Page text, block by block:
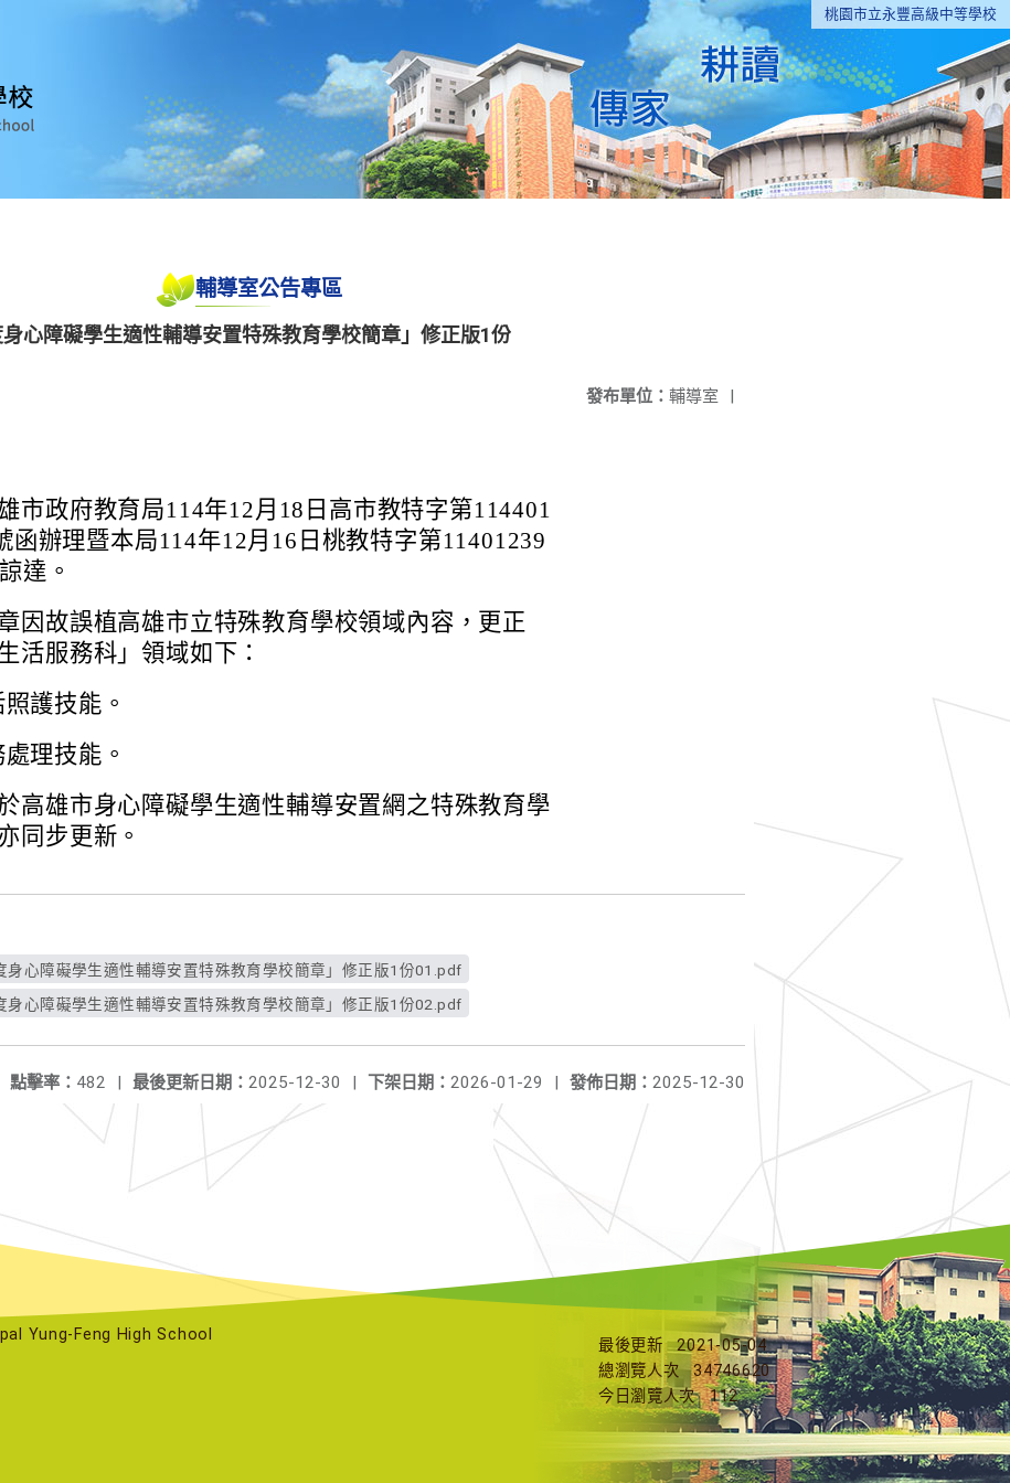
桃園市立永豐高級中等學校
輔導室公告專區
心障礙學生適性輔導安置特殊教育學校簡章」修正版1份
發布單位： 輔導室 |
市政府教育局114年12月18日高市教特字第114401
函辦理暨本局114年12月16日桃教特字第11401239
達。
因故誤植高雄市立特殊教育學校領域內容，更正
活服務科」領域如下：
護技能。
理技能。
高雄市身心障礙學生適性輔導安置網之特殊教育學
同步更新。
身心障礙學生適性輔導安置特殊教育學校簡章」修正版1份01.pdf
身心障礙學生適性輔導安置特殊教育學校簡章」修正版1份02.pdf
發佈日期： 2025-12-30
下架日期： 2026-01-29 |
最後更新日期： 2025-12-30 |
點擊率： 482 |
Yung-Feng High School
最後更新
2021-05-04
總瀏覽人次
34746620
今日瀏覽人次
112